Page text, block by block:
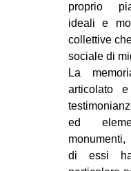
proprio
ideali e
collettive
sociale di
La
articolato
ed
di essi